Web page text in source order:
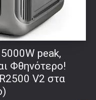
peak,
Φθηνότερο!
V2 στα